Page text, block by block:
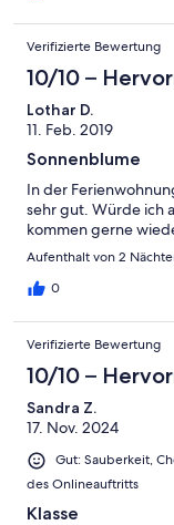
Verifizierte Bewertung
10/10 –
Lothar D.
11. Feb. 2019
Sonnenblume
In der
sehr gut. Würde ich
kommen gerne
Aufenthalt von 2
0
Verifizierte Bewertung
10/10 –
Sandra Z.
17. Nov. 2024
Gut: Sauberkeit,
des Onlineauftritts
Klasse